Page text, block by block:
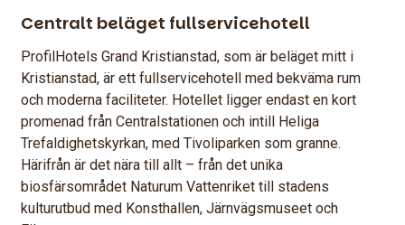
Centralt beläget fullservicehotell
ProfilHotels Grand Kristianstad, som är beläget mitt i
Kristianstad, är ett fullservicehotell med bekväma rum
och moderna faciliteter. Hotellet ligger endast en kort
promenad från Centralstationen och intill Heliga
Trefaldighetskyrkan, med Tivoliparken som granne.
Härifrån är det nära till allt – från det unika
biosfärsområdet Naturum Vattenriket till stadens
kulturutbud med Konsthallen, Järnvägsmuseet och